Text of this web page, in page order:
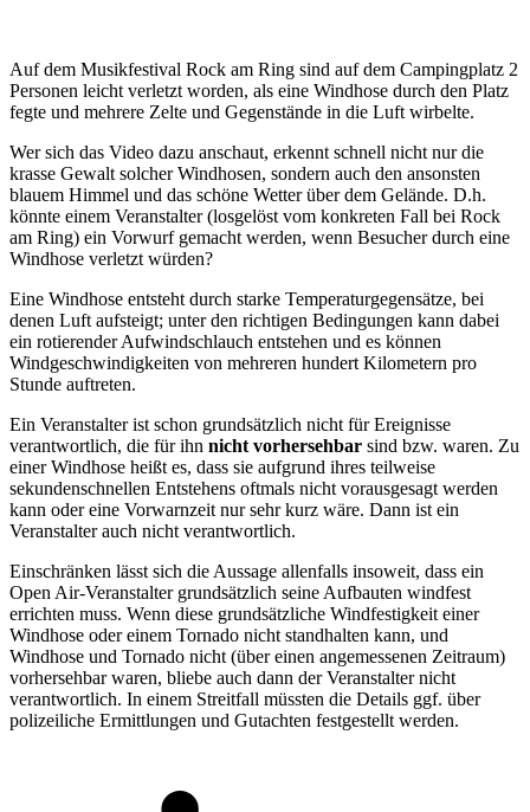
Auf dem Musikfestival Rock am Ring sind auf dem Campingplatz 2
Personen leicht verletzt worden, als eine Windhose durch den Platz
fegte und mehrere Zelte und Gegenstände in die Luft wirbelte.
Wer sich das Video dazu anschaut, erkennt schnell nicht nur die
krasse Gewalt solcher Windhosen, sondern auch den ansonsten
blauem Himmel und das schöne Wetter über dem Gelände. D.h.
könnte einem Veranstalter (losgelöst vom konkreten Fall bei Rock
am Ring) ein Vorwurf gemacht werden, wenn Besucher durch eine
Windhose verletzt würden?
Eine Windhose entsteht durch starke Temperaturgegensätze, bei
denen Luft aufsteigt; unter den richtigen Bedingungen kann dabei
ein rotierender Aufwindschlauch entstehen und es können
Windgeschwindigkeiten von mehreren hundert Kilometern pro
Stunde auftreten.
Ein Veranstalter ist schon grundsätzlich nicht für Ereignisse
verantwortlich, die für ihn nicht vorhersehbar sind bzw. waren. Zu
einer Windhose heißt es, dass sie aufgrund ihres teilweise
sekundenschnellen Entstehens oftmals nicht vorausgesagt werden
kann oder eine Vorwarnzeit nur sehr kurz wäre. Dann ist ein
Veranstalter auch nicht verantwortlich.
Einschränken lässt sich die Aussage allenfalls insoweit, dass ein
Open Air-Veranstalter grundsätzlich seine Aufbauten windfest
errichten muss. Wenn diese grundsätzliche Windfestigkeit einer
Windhose oder einem Tornado nicht standhalten kann, und
Windhose und Tornado nicht (über einen angemessenen Zeitraum)
vorhersehbar waren, bliebe auch dann der Veranstalter nicht
verantwortlich. In einem Streitfall müssten die Details ggf. über
polizeiliche Ermittlungen und Gutachten festgestellt werden.